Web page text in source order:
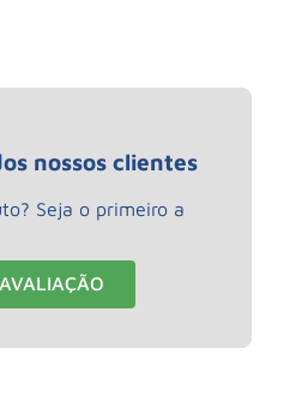
nossos clientes
Seja o primeiro a